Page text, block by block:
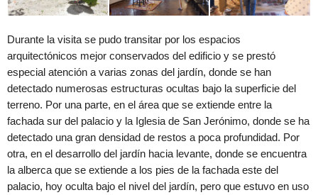
Durante la visita se pudo transitar por los espacios
arquitectónicos mejor conservados del edificio y se prestó
especial atención a varias zonas del jardín, donde se han
detectado numerosas estructuras ocultas bajo la superficie del
terreno. Por una parte, en el área que se extiende entre la
fachada sur del palacio y la Iglesia de San Jerónimo, donde se ha
detectado una gran densidad de restos a poca profundidad. Por
otra, en el desarrollo del jardín hacia levante, donde se encuentra
la alberca que se extiende a los pies de la fachada este del
palacio, hoy oculta bajo el nivel del jardín, pero que estuvo en uso